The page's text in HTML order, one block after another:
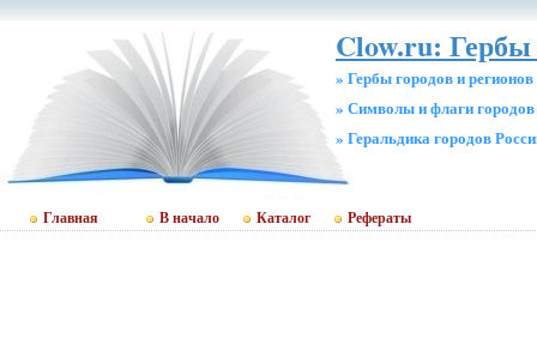
Clow.ru: Гербы
» Гербы городов и
» Символы и флаги городов
» Геральдика городов
Главная В начало Каталог Рефераты